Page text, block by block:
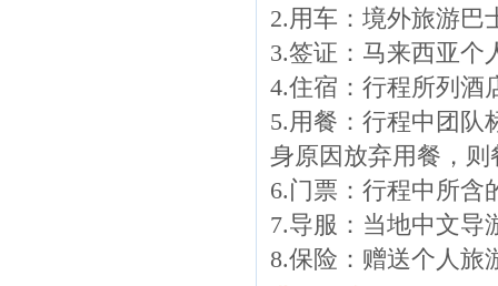
2.用车：境外旅游巴
3.签证：马来西亚个
4.住宿：行程所列酒
5.用餐：行程中团队
身原因放弃用餐，
6.门票：行程中所含
7.导服：当地中文导
8.保险：赠送个人旅